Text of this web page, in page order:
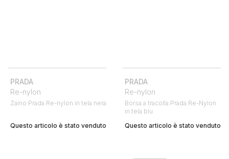
PRADA
Re-nylon
Zaino Prada Re-nylon in tela nera
Questo articolo è stato venduto
PRADA
Re-nylon
Borsa a tracolla Prada Re-Nylon
in tela blu
Questo articolo è stato venduto